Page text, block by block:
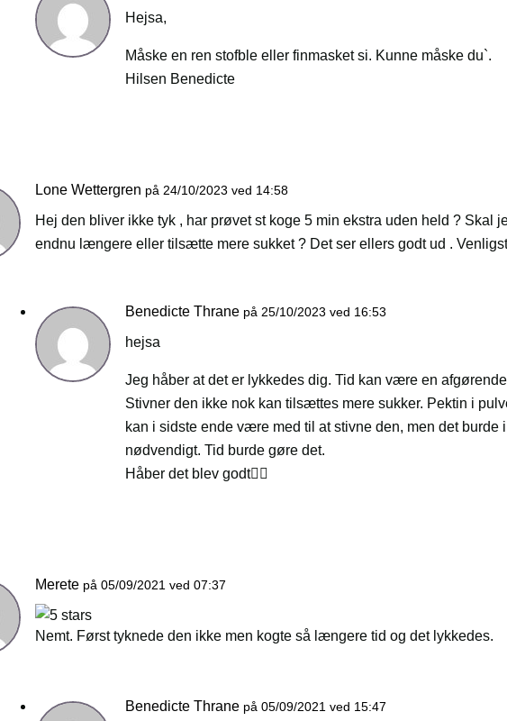
Hejsa,
Måske en ren stofble eller finmasket si. Kunne måske du`.
Hilsen Benedicte
Lone Wettergren på 24/10/2023 ved 14:58
Hej den bliver ikke tyk , har prøvet st koge 5 min ekstra uden held ? Skal
endnu længere eller tilsætte mere sukket ? Det ser ellers godt ud .
Benedicte Thrane på 25/10/2023 ved 16:53
hejsa
Jeg håber at det er lykkedes dig. Tid kan være en
Stivner den ikke nok kan tilsættes mere sukker. Pektin i
kan i sidste ende være med til at stivne den, men det burde
nødvendigt. Tid burde gøre det.
Håber det blev godt👍🏻
Merete på 05/09/2021 ved 07:37
Nemt. Først tyknede den ikke men kogte så længere tid og det lykkedes.
Benedicte Thrane på 05/09/2021 ved 15:47